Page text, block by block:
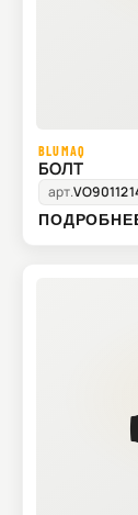
BLUMAQ
БОЛТ
арт.